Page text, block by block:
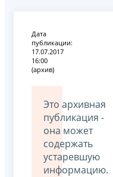
Дата
публикации:
17.07.2017
16:00
(архив)
Это архивная
публикация -
она может
содержать
устаревшую
информацию.